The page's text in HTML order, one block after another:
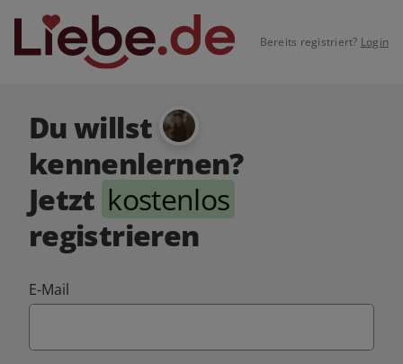
Bereits registriert? Login
Du willst
kennenlernen?
Jetzt kostenlos
registrieren
E-Mail